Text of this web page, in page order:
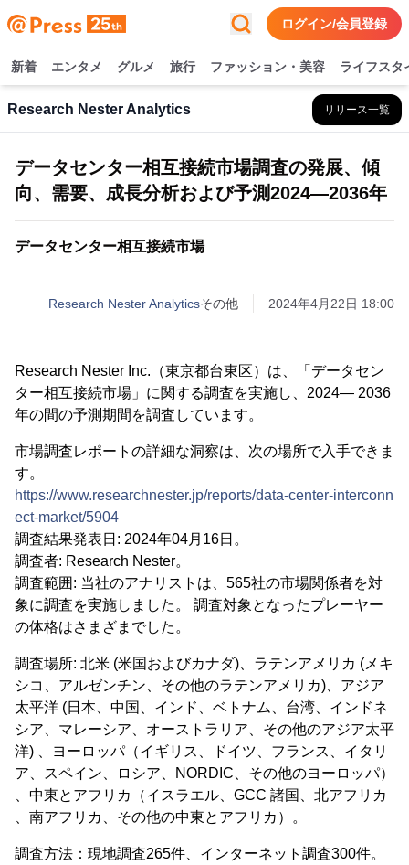
ログイン/会員登録
新着 エンタメ グルメ 旅行 ファッション・美容 ライフスタ
Research Nester Analytics リリース一覧
データセンター相互接続市場調査の発展、傾
向、需要、成長分析および予測2024―2036年
データセンター相互接続市場
Research Nester Analyticsその他 2024年4月22日 18:00
Research Nester Inc.（東京都台東区）は、「データセン
ター相互接続市場」に関する調査を実施し、2024― 2036
年の間の予測期間を調査しています。
市場調査レポートの詳細な洞察は、次の場所で入手できま
す。
https://www.researchnester.jp/reports/data-center-interconn
ect-market/5904
調査結果発表日: 2024年04月16日。
調査者: Research Nester。
調査範囲: 当社のアナリストは、565社の市場関係者を対
象に調査を実施しました。 調査対象となったプレーヤー
の体格はさまざまでした。
調査場所: 北米 (米国およびカナダ)、ラテンアメリカ (メキ
シコ、アルゼンチン、その他のラテンアメリカ)、アジア
太平洋 (日本、中国、インド、ベトナム、台湾、インドネ
シア、マレーシア、オーストラリア、その他のアジア太平
洋) 、ヨーロッパ（イギリス、ドイツ、フランス、イタリ
ア、スペイン、ロシア、NORDIC、その他のヨーロッパ）
、中東とアフリカ（イスラエル、GCC 諸国、北アフリカ
、南アフリカ、その他の中東とアフリカ）。
調査方法：現地調査265件、インターネット調査300件。